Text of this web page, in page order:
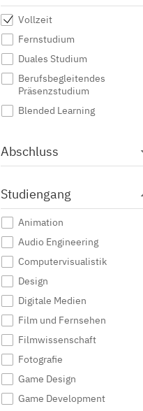
Vollzeit
Fernstudium
Duales Studium
Berufsbegleitendes
Präsenzstudium
Blended Learning
Abschluss
Studiengang
Animation
Audio Engineering
Computervisualistik
Design
Digitale Medien
Film und Fernsehen
Filmwissenschaft
Fotografie
Game Design
Game Development